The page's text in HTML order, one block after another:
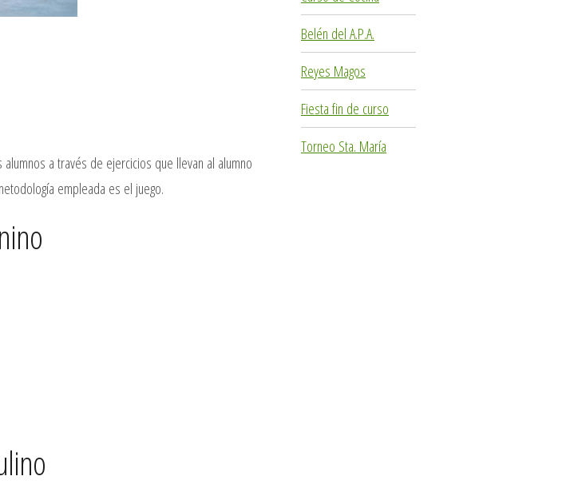
a través de ejercicios que llevan al alumno
empleada es el juego.
Belén del A.P.A.
Reyes Magos
Fiesta fin de curso
Torneo Sta. María